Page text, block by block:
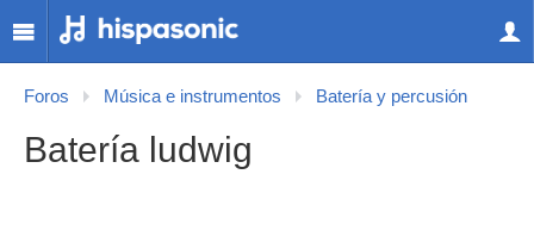
Foros Música e instrumentos Batería y percusión
Batería ludwig